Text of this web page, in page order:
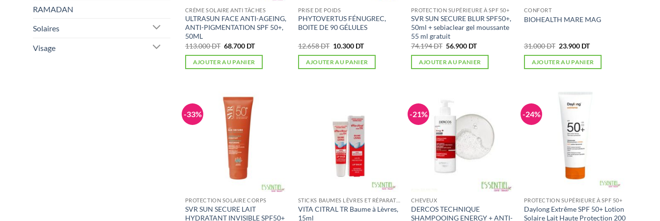
RAMADAN
Solaires
Visage
CRÉME SOLAIRE ANTI TÂCHES
ULTRASUN FACE ANTI-AGEING,
ANTI-PIGMENTATION SPF 50+,
50ML
113.000DT Le
initial
était :
68.700 DTLe
est :
AJOUTER AU PANIER
PRISE DE POIDS
PHYTOVERTUS FÉNUGREC,
BOITE DE 90 GÉLULES
12.658DT Le
initial
était :
10.300 DTLe
actuel
est :
AJOUTER AU PANIER
PROTECTION SUPÉRIEURE À SPF 50+
SVR SUN SECURE BLUR SPF50+,
50ml + sebiaclear gel moussante
55 ml gratuit
74.194DT Le
initial
était :
56.900 DTLe
actuel
est :
AJOUTER AU PANIER
CONFORT
BIOHEALTH MARE MAG
31.000DT Le
initial
était :
23.900 DTLe
actuel
est :
AJOUTER AU PANIER
-33%
PROTECTION SOLAIRE CORPS
SVR SUN SECURE LAIT
HYDRATANT INVISIBLE SPF50+
STICKS BAUMES LÈVRES ET RÉPARATEURS
VITA CITRAL TR Baume à Lèvres,
15ml
-21%
CHEVEUX
DERCOS TECHNIQUE
SHAMPOOING ENERGY + ANTI-
-24%
PROTECTION SUPÉRIEURE À SPF 50+
Daylong Extrême SPF 50+ Lotion
Solaire Lait Haute Protection 200